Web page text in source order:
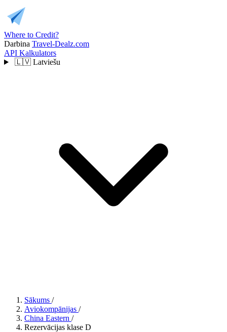
Where to Credit?
Darbina Travel-Dealz.com
API Kalkulators
🇱🇻 Latviešu
Sākums /
Aviokompānijas /
China Eastern /
Rezervācijas klase D